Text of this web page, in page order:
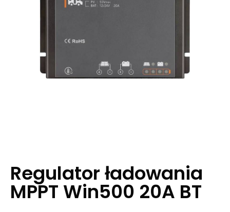
Regulator ładowania
MPPT Win500 20A BT